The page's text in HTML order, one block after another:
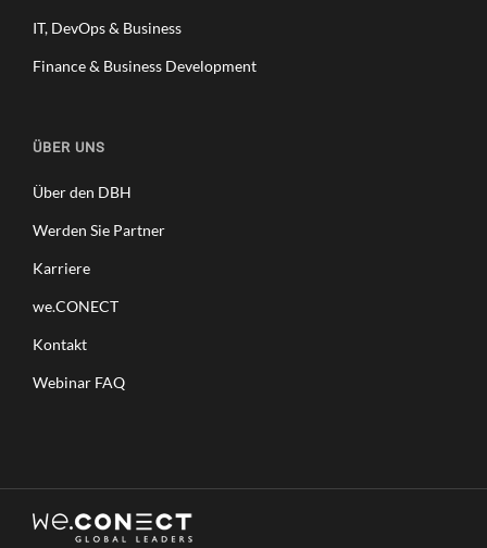
IT, DevOps & Business
Finance & Business Development
ÜBER UNS
Über den DBH
Werden Sie Partner
Karriere
we.CONECT
Kontakt
Webinar FAQ